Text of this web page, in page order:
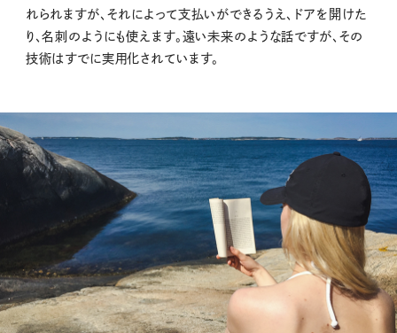
れられますが、それによって支払いができるうえ、ドアを開けた
り、名刺のようにも使えます。遠い未来のような話ですが、その
技術はすでに実用化されています。